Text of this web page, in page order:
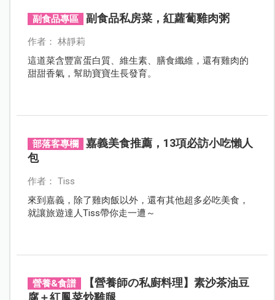
副食品專區 副食品私房菜，紅蘿蔔雞肉粥
作者： 林靜莉
這道菜含豐富蛋白質、維生素、膳食纖維，還有雞肉的
甜甜香氣，幫助寶寶生長發育。
部落客專欄
嘉義美食推薦，13項必訪小吃懶人
包
作者： Tiss
來到嘉義，除了雞肉飯以外，還有其他超多必吃美食，
就讓旅遊達人Tiss帶你走一遭～
營養&食譜
【營養師の私廚料理】素沙茶油豆
腐＋紅鳳菜炒雞腿